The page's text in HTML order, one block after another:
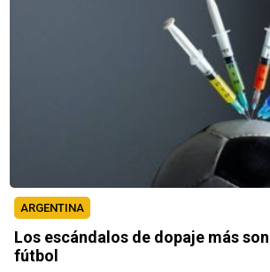
ARGENTINA
Los escándalos de dopaje más
fútbol